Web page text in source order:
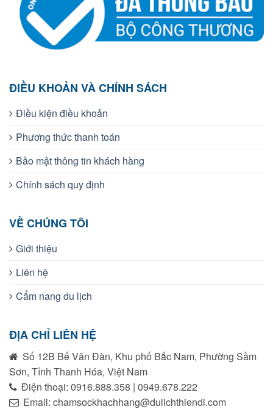
ĐIỀU KHOẢN VÀ CHÍNH SÁCH
Điều kiện điều khoản
Phương thức thanh toán
Bảo mật thông tin khách hàng
Chính sách quy định
VỀ CHÚNG TÔI
Giới thiệu
Liên hệ
Cẩm nang du lịch
ĐỊA CHỈ LIÊN HỆ
Số 12B Bế Văn Đàn, Khu phố Bắc Nam, Phường Sầm
Sơn, Tỉnh Thanh Hóa, Việt Nam
Điện thoại: 0916.888.358 | 0949.678.222
Email: chamsockhachhang@dulichthiendi.com